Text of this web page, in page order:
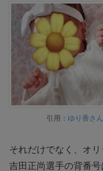
引用： ゆり香さ
それだけでなく、オ
吉田正尚選手の背番号